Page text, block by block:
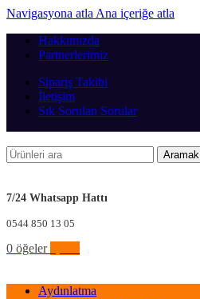
Navigasyona atla Ana içeriğe atla
Hakkımızda
Partnerlerimiz
Sipariş Takibi
İletişim
Sık Sorulan Sorular
Aramak
7/24 Whatsapp Hattı
0544 850 13 05
0 öğeler
Aydınlatma